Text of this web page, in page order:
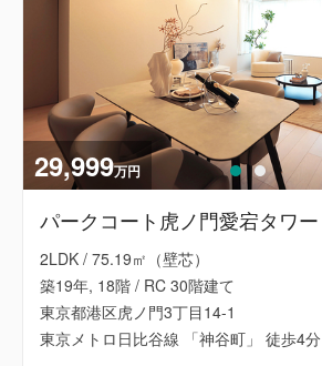
29,999万円
パークコート虎ノ門愛宕タワー
2LDK / 75.19㎡（壁芯）
築19年, 18階 / RC 30階建て
東京都港区虎ノ門3丁目14-1
東京メトロ日比谷線 「神谷町」 徒歩4分